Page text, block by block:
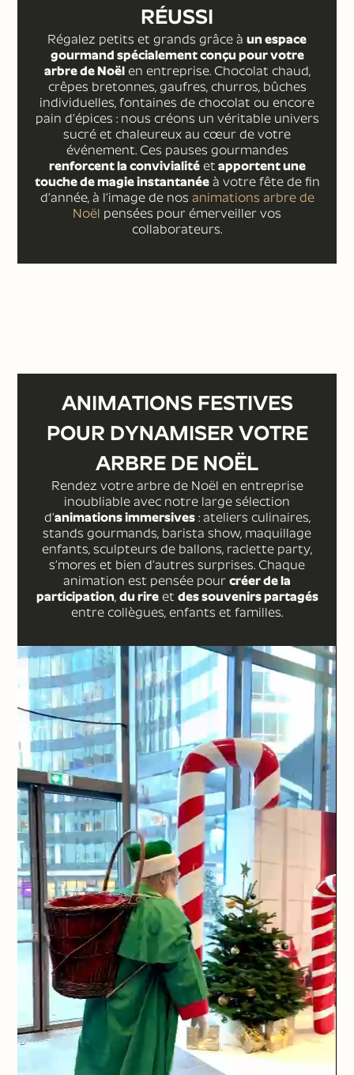
RÉUSSI
Régalez petits et grands grâce à un espace
gourmand spécialement conçu pour votre
arbre de Noëlen entreprise. Chocolat chaud,
crêpes bretonnes, gaufres, churros, bûches
individuelles, fontaines de chocolat ou encore
pain d’épices : nous créons un véritable univers
sucré et chaleureux au cœur de votre
événement. Ces pauses gourmandes
renforcent la convivialitéet apportent une
touche de magie instantanéeà votre fête de fin
d’année, à l’image de nos animations arbre de
Noël pensées pour émerveiller vos
collaborateurs.
ANIMATIONS FESTIVES
POUR DYNAMISER VOTRE
ARBRE DE NOËL
Rendez votre arbre de Noël en entreprise
inoubliable avec notre large sélection
d’animations immersives: ateliers culinaires,
stands gourmands, barista show, maquillage
enfants, sculpteurs de ballons, raclette party,
s’mores et bien d’autres surprises. Chaque
animation est pensée pour créer de la
participation, du rireet des souvenirs partagés
entre collègues, enfants et familles.